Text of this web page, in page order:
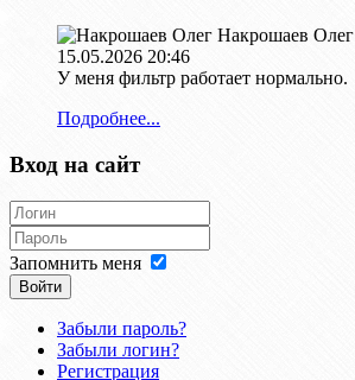
Накрошаев Олег
15.05.2026 20:46
У меня фильтр работает нормально.
Подробнее...
Вход на сайт
Запомнить меня
Войти
Забыли пароль?
Забыли логин?
Регистрация